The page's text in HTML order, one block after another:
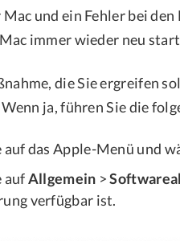
und ein Fehler bei
immer wieder neu
die Sie ergreifen
ja, führen Sie die
auf das Apple-Menü und
aufAllgemein >
verfügbar ist.